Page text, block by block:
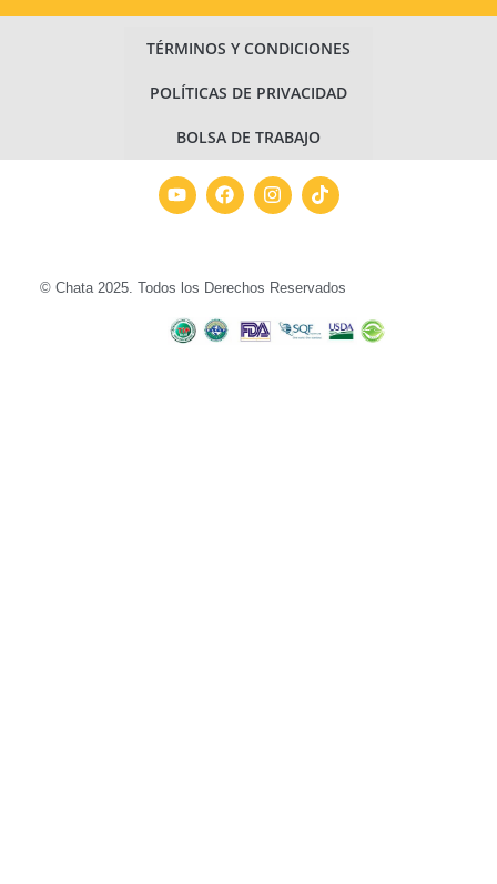
TÉRMINOS Y CONDICIONES
POLÍTICAS DE PRIVACIDAD
BOLSA DE TRABAJO
© Chata 2025. Todos los Derechos Reservados